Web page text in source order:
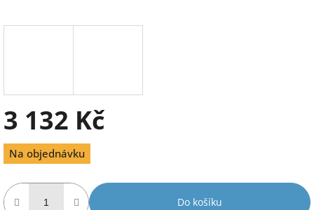
3 132 Kč
Měrná
cena:
Na objednávku
Do košíku